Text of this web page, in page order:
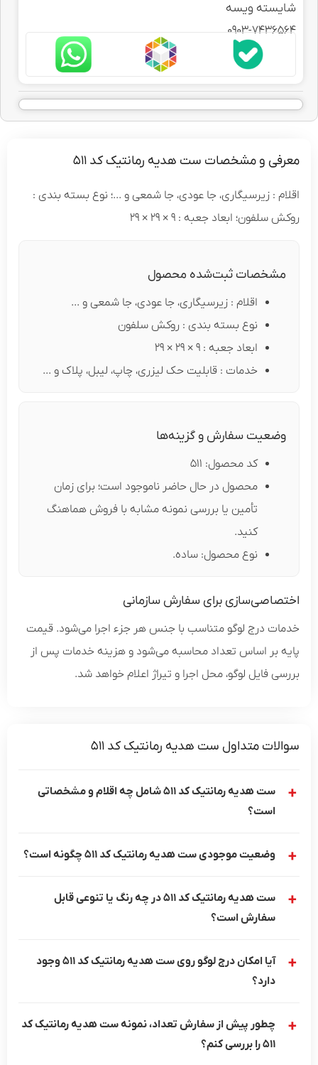
شایسته ویسه
0903-7436564
معرفی و مشخصات ست هدیه رمانتیک کد 511
اقلام : زیرسیگاری، جا عودی، جا شمعی و ...؛ نوع بسته بندی :
روکش سلفون؛ ابعاد جعبه : 9 × 29 × 29
مشخصات ثبت‌شده محصول
اقلام : زیرسیگاری، جا عودی، جا شمعی و ...
نوع بسته بندی : روکش سلفون
ابعاد جعبه : 9 × 29 × 29
خدمات : قابلیت حک لیزری، چاپ، لیبل، پلاک و ...
وضعیت سفارش و گزینه‌ها
کد محصول: 511
محصول در حال حاضر ناموجود است؛ برای زمان
تأمین یا بررسی نمونه مشابه با فروش هماهنگ
کنید.
نوع محصول: ساده.
اختصاصی‌سازی برای سفارش سازمانی
خدمات درج لوگو متناسب با جنس هر جزء اجرا می‌شود. قیمت
پایه بر اساس تعداد محاسبه می‌شود و هزینه خدمات پس از
بررسی فایل لوگو، محل اجرا و تیراژ اعلام خواهد شد.
سوالات متداول ست هدیه رمانتیک کد 511
ست هدیه رمانتیک کد 511 شامل چه اقلام و مشخصاتی
است؟
وضعیت موجودی ست هدیه رمانتیک کد 511 چگونه است؟
ست هدیه رمانتیک کد 511 در چه رنگ یا تنوعی قابل
سفارش است؟
آیا امکان درج لوگو روی ست هدیه رمانتیک کد 511 وجود
دارد؟
چطور پیش از سفارش تعداد، نمونه ست هدیه رمانتیک کد
511 را بررسی کنم؟